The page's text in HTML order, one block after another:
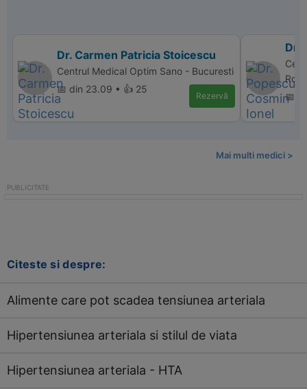
Dr. Carmen Patricia Stoicescu
Centrul Medical Optim Sano - Bucuresti
📅 din 23.09 • 👍 25
Rezervă
Dr.
📅
Mai multi medici >
Citeste si despre:
Alimente care pot scadea tensiunea arteriala
Hipertensiunea arteriala si stilul de viata
Hipertensiunea arteriala - HTA